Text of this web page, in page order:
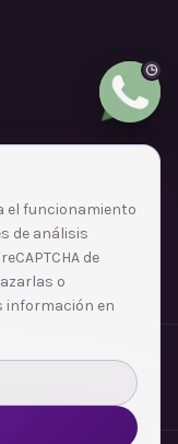
·Terrassa·Badalona
el funcionamiento
de análisis
de
o
información en